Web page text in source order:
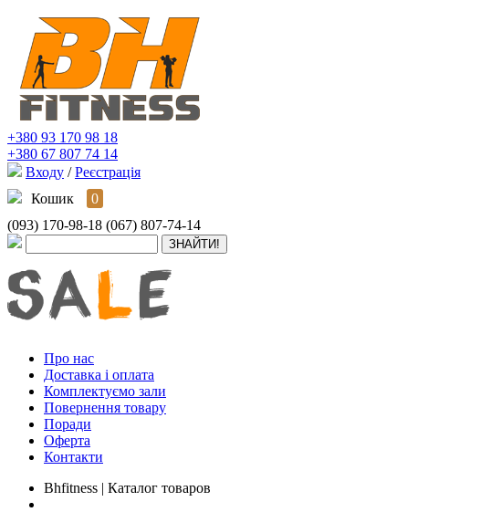
+380 93 170 98 18
+380 67 807 74 14
Входу / Реєстрація
Кошик
0
(093) 170-98-18 (067) 807-74-14
Про нас
Доставка і оплата
Комплектуємо зали
Повернення товару
Поради
Оферта
Контакти
Bhfitness | Каталог товаров